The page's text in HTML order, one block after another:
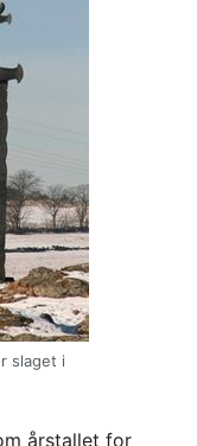
slaget i
årstallet for